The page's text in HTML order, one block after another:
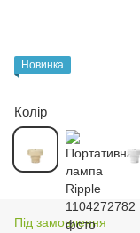
Новинка
Колір
Під замовлення